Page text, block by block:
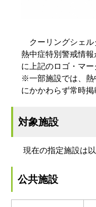
クーリングシェル
熱中症特別警戒情
に上記のロゴ・マー
※一部施設では、熱
にかかわらず常時掲
対象施設
現在の指定施設は
公共施設